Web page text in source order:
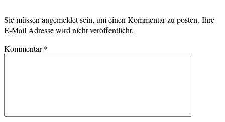
Sie müssen angemeldet sein, um einen Kommentar zu posten. Ihre
E-Mail Adresse wird nicht veröffentlicht.
Kommentar*